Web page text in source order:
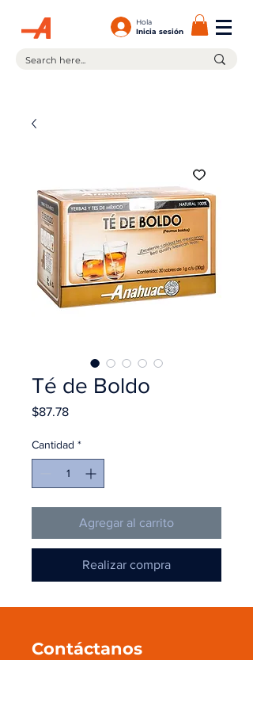
Hola
Inicia sesión
Té de Boldo
$87.78Precio
Cantidad *
Agregar al carrito
Realizar compra
Contáctanos